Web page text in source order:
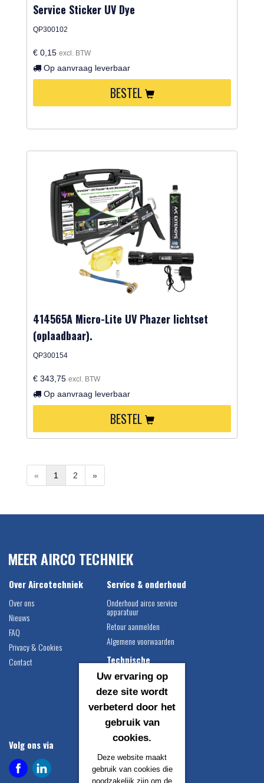
Service Sticker UV Dye
QP300102
€ 0,15 excl. BTW
Op aanvraag leverbaar
BESTEL
414565A Micro-Lite UV Phazer lichtset
(oplaadbaar).
QP300154
€ 343,75 excl. BTW
Op aanvraag leverbaar
BESTEL
« 1 2 »
MEER AIRCO TECHNIEK
Over Aircotechniek
Over ons
Nieuws
FAQ
Privacy & Cookies
Contact
Service & onderhoud
Onderhoud airco service
apparatuur
Retour aanmelden
Algemene voorwaarden
Technische
Airco vulgewichten
Compressor montage
instructie
Catalogus downloaden
Volg ons via Contact gegevens
Airco Techniek B.V.
Egersundweg 1
Uw ervaring op
deze site wordt
verbeterd door het
gebruik van
cookies.
Deze website maakt
gebruik van cookies die
noodzakelijk zijn om de